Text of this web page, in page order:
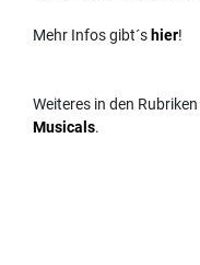
Mehr Infos gibt´shier!
Weiteres in den Rubriken
Musicals.